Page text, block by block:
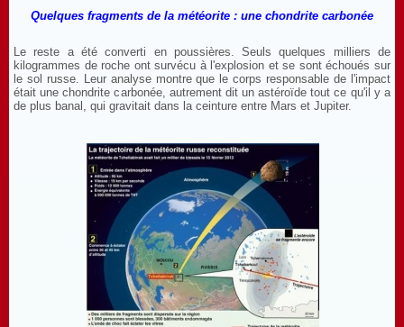
Quelques fragments de la météorite : une chondrite carbonée
Le reste a été converti en poussières. Seuls quelques milliers de
kilogrammes de roche ont survécu à l'explosion et se sont échoués sur
le sol russe. Leur analyse montre que le corps responsable de l'impact
était une chondrite carbonée, autrement dit un astéroïde tout ce qu'il y a
de plus banal, qui gravitait dans la ceinture entre Mars et Jupiter.